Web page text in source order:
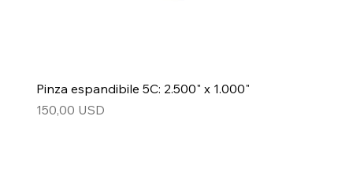
Pinza espandibile 5C: 2.500" x 1.000"
Prezzo
150,00 USD